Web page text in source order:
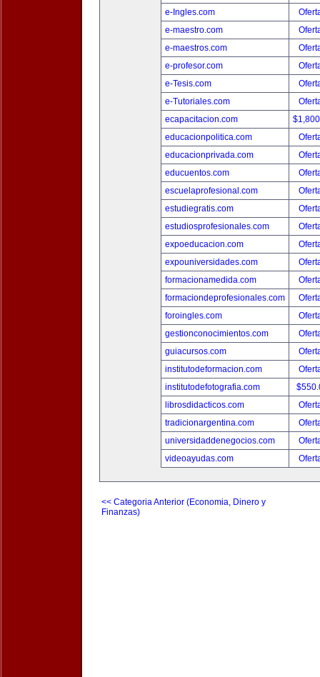
e-Ingles.com
e-maestro.com
e-maestros.com
e-profesor.com
e-Tesis.com
e-Tutoriales.com
ecapacitacion.com
educacionpolitica.com
educacionprivada.com
educuentos.com
escuelaprofesional.com
estudiegratis.com
estudiosprofesionales.com
expoeducacion.com
expouniversidades.com
formacionamedida.com
formaciondeprofesionales.com
foroingles.com
gestionconocimientos.com
guiacursos.com
institutodeformacion.com
institutodefotografia.com
librosdidacticos.com
tradicionargentina.com
universidaddenegocios.com
videoayudas.com
<< Categoria Anterior (Economia, Dinero y
Finanzas)